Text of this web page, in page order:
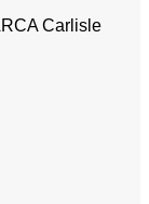
Carlisle